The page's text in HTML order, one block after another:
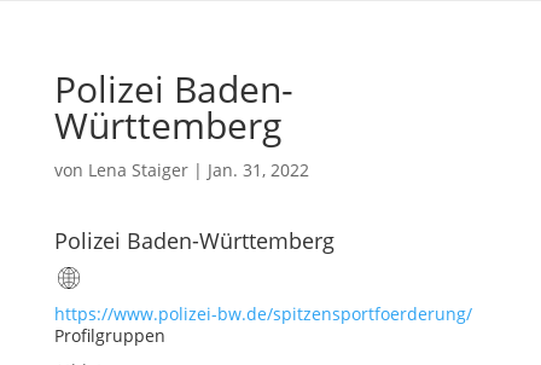
Polizei Baden-
Württemberg
von Lena Staiger| Jan. 31, 2022
Polizei Baden-Württemberg
https://www.polizei-bw.de/spitzensportfoerderung/
Profilgruppen